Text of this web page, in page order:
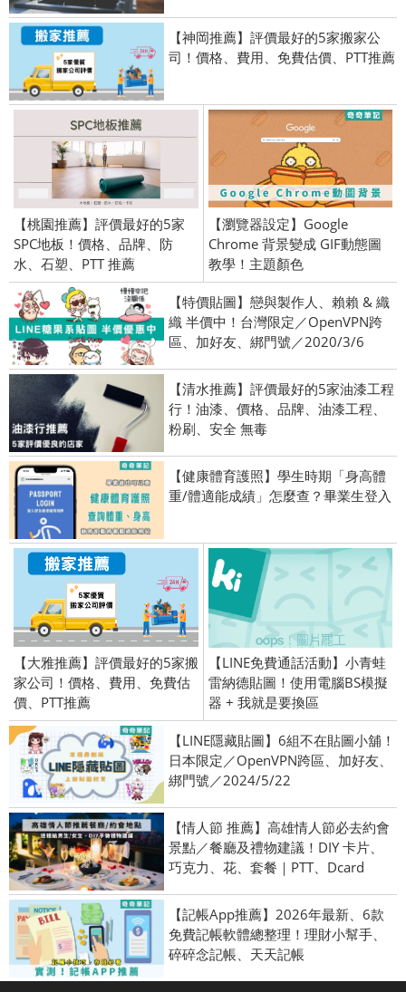
【神岡推薦】評價最好的5家搬家公
司！價格、費用、免費估價、PTT推薦
【桃園推薦】評價最好的5家
SPC地板！價格、品牌、防
水、石塑、PTT 推薦
【瀏覽器設定】Google
Chrome 背景變成 GIF動態圖
教學！主題顏色
【特價貼圖】戀與製作人、賴賴 & 織
織 半價中！台灣限定／OpenVPN跨
區、加好友、綁門號／2020/3/6
【清水推薦】評價最好的5家油漆工程
行！油漆、價格、品牌、油漆工程、
粉刷、安全 無毒
【健康體育護照】學生時期「身高體
重/體適能成績」怎麼查？畢業生登入
【大雅推薦】評價最好的5家搬
家公司！價格、費用、免費估
價、PTT推薦
【LINE免費通話活動】小青蛙
雷納德貼圖！使用電腦BS模擬
器 + 我就是要換區
【LINE隱藏貼圖】6組不在貼圖小舖！
日本限定／OpenVPN跨區、加好友、
綁門號／2024/5/22
【情人節 推薦】高雄情人節必去約會
景點／餐廳及禮物建議！DIY 卡片、
巧克力、花、套餐｜PTT、Dcard
【記帳App推薦】2026年最新、6款
免費記帳軟體總整理！理財小幫手、
碎碎念記帳、天天記帳